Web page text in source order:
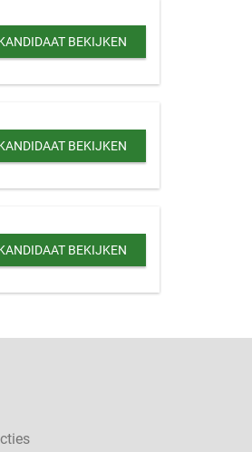
BEKIJKEN
BEKIJKEN
BEKIJKEN